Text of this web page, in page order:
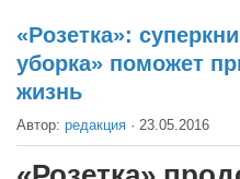
Выборы
Деньги
Традиции
Опросы
«Розетка»:
уборка» поможет
жизнь
Автор: редакция · 23.05.2016